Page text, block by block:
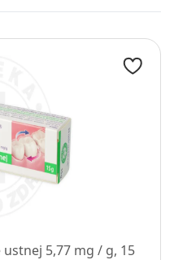
5,77 mg / g, 15